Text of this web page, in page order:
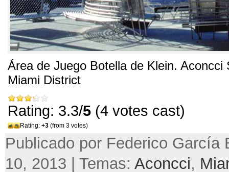
Área de Juego Botella de Klein. Aconcci
Miami District
Rating: 3.3/5 (4 votes cast)
Rating: +3 (from 3 votes)
Publicado por Federico García
10, 2013 | Temas: Aconcci,